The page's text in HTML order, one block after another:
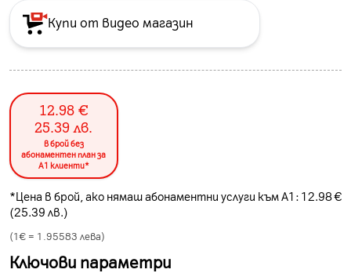
Купи от видео магазин
12.98 €
25.39 лв.
в брой без
абонаментен план за
А1 клиенти*
*Цена в брой, ако нямаш абонаментни услуги към А1: 12.98 €
(25.39 лв.)
(1€ = 1.95583 лева)
Ключови параметри